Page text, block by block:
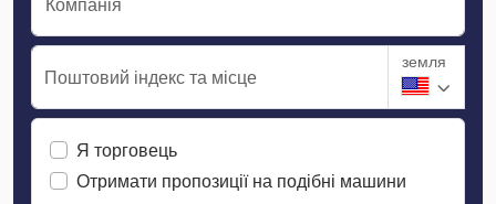
Поштовий індекс та місце
земля
Я торговець
Отримати пропозиції на подібні машини